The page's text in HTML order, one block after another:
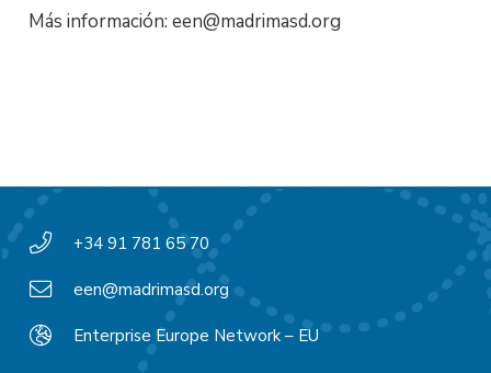
Más información: een@madrimasd.org
+34 91 781 65 70
een@madrimasd.org
Enterprise Europe Network – EU